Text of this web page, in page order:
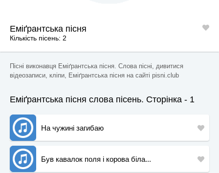
Еміґрантська пісня
Кількість пісень: 2
Пісні виконавця Еміґрантська пісня. Слова пісні, дивитися
відеозаписи, кліпи, Еміґрантська пісня на сайті pisni.club
Еміґрантська пісня слова пісень. Сторінка - 1
На чужині загибаю
Був кавалок поля і корова біла...